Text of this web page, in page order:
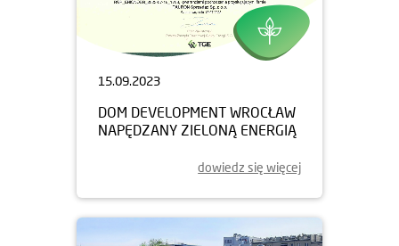
15.09.2023
DOM DEVELOPMENT WROCŁAW
NAPĘDZANY ZIELONĄ ENERGIĄ
dowiedz się więcej